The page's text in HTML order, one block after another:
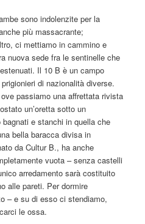
sono indolenzite per la
più massacrante;
ci mettiamo in cammino e
nuova sede fra le sentinelle che
Il 10 B è un campo
di nazionalità diverse.
passiamo una affrettata rivista
un’oretta sotto un
e stanchi in quella che
bella baracca divisa in
da Cultur B., ha anche
vuota – senza castelli
arredamento sarà costituito
alle pareti. Per dormire
– e su di esso ci stendiamo,
le ossa.